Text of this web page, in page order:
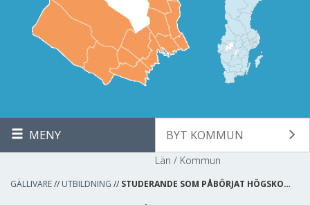
MENY BYT KOMMUN
Län / Kommun
GÄLLIVARE// UTBILDNING // STUDERANDE SOM PÅBÖRJAT HÖGSKO…